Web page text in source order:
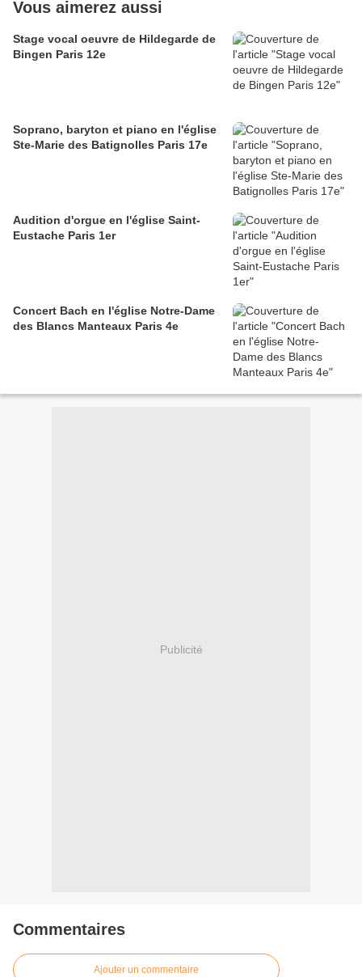
Vous aimerez aussi
Stage vocal oeuvre de Hildegarde de
Bingen Paris 12e
Soprano, baryton et piano en l'église
Ste-Marie des Batignolles Paris 17e
Audition d'orgue en l'église Saint-
Eustache Paris 1er
Concert Bach en l'église Notre-Dame
des Blancs Manteaux Paris 4e
Publicité
Commentaires
Ajouter un commentaire